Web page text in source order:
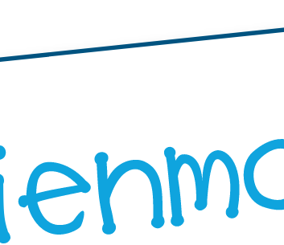
AutocollantesMini Autocollants – XS
Étiquettes Autocollantes
Produits QR